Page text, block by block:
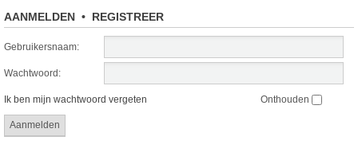
AANMELDEN • REGISTREER
Gebruikersnaam:
Wachtwoord:
Ik ben mijn wachtwoord vergeten Onthouden